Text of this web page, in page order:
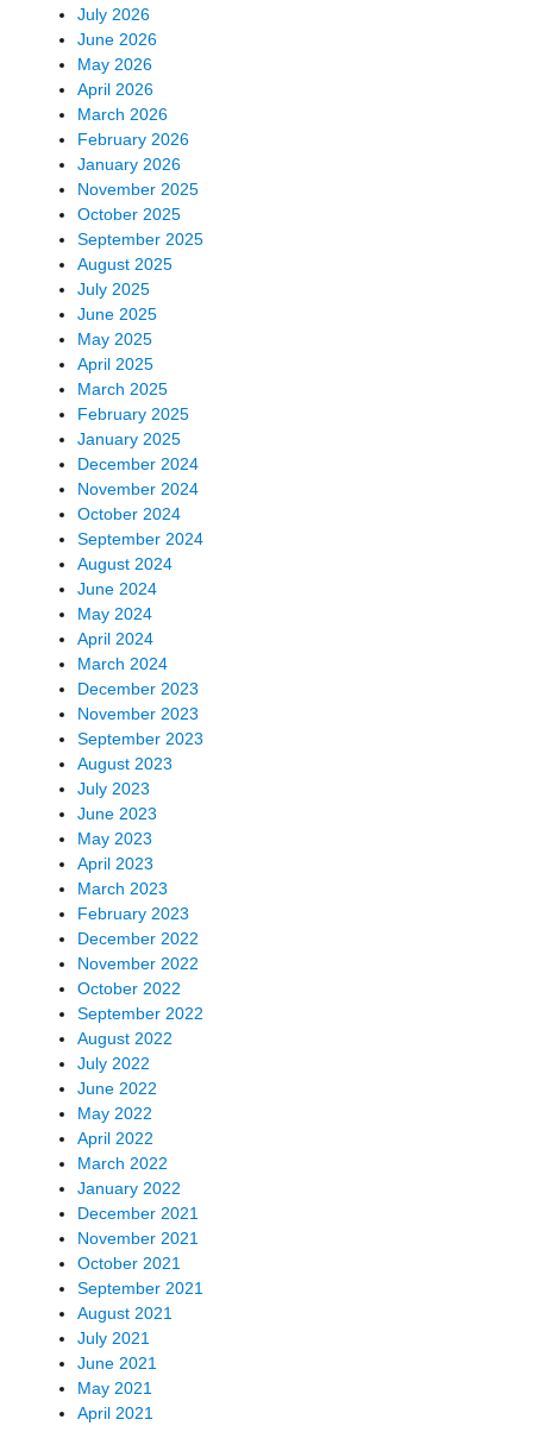
July 2026
June 2026
May 2026
April 2026
March 2026
February 2026
January 2026
November 2025
October 2025
September 2025
August 2025
July 2025
June 2025
May 2025
April 2025
March 2025
February 2025
January 2025
December 2024
November 2024
October 2024
September 2024
August 2024
June 2024
May 2024
April 2024
March 2024
December 2023
November 2023
September 2023
August 2023
July 2023
June 2023
May 2023
April 2023
March 2023
February 2023
December 2022
November 2022
October 2022
September 2022
August 2022
July 2022
June 2022
May 2022
April 2022
March 2022
January 2022
December 2021
November 2021
October 2021
September 2021
August 2021
July 2021
June 2021
May 2021
April 2021